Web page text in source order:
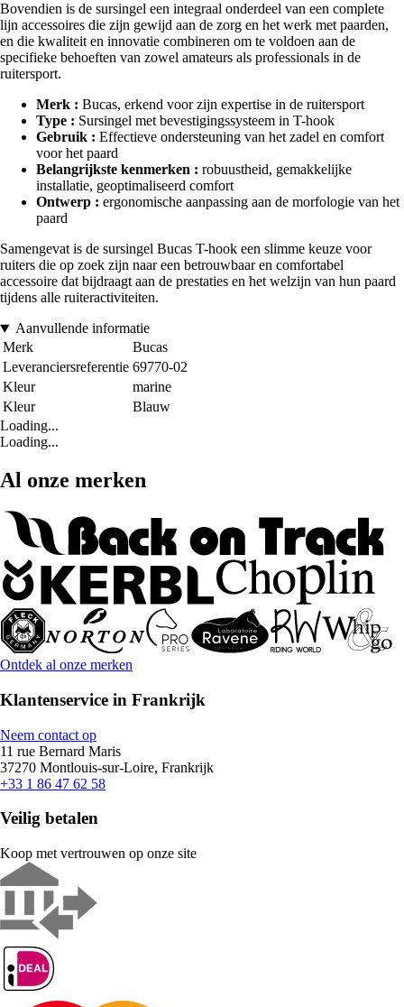
Bovendien is de sursingel een integraal onderdeel van een complete
lijn accessoires die zijn gewijd aan de zorg en het werk met paarden,
en die kwaliteit en innovatie combineren om te voldoen aan de
specifieke behoeften van zowel amateurs als professionals in de
ruitersport.
Merk : Bucas, erkend voor zijn expertise in de ruitersport
Type : Sursingel met bevestigingssysteem in T-hook
Gebruik : Effectieve ondersteuning van het zadel en comfort
voor het paard
Belangrijkste kenmerken : robuustheid, gemakkelijke
installatie, geoptimaliseerd comfort
Ontwerp : ergonomische aanpassing aan de morfologie van het
paard
Samengevat is de sursingel Bucas T-hook een slimme keuze voor
ruiters die op zoek zijn naar een betrouwbaar en comfortabel
accessoire dat bijdraagt aan de prestaties en het welzijn van hun paard
tijdens alle ruiteractiviteiten.
Aanvullende informatie
Merk
Bucas
Leveranciersreferentie 69770-02
Kleur
marine
Kleur
Blauw
Loading...
Loading...
Al onze merken
Ontdek al onze merken
Klantenservice in Frankrijk
Neem contact op
11 rue Bernard Maris
37270 Montlouis-sur-Loire, Frankrijk
+33 1 86 47 62 58
Veilig betalen
Koop met vertrouwen op onze site